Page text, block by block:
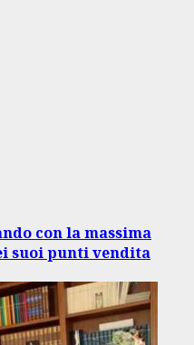
con la massima
suoi punti vendita